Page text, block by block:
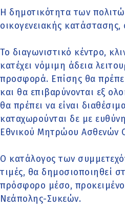
Η δημοτικότητα των
οικογενειακής
Το διαγωνιστικό κέντρο,
κατέχει νόμιμη άδεια
προσφορά. Επίσης θα
και θα επιβαρύνονται εξ
θα πρέπει να είναι
καταχωρούνται δε με
Εθνικού Μητρώου Ασθενών
Ο κατάλογος των
τιμές, θα δημοσιοποιηθεί
πρόσφορο μέσο,
Νεάπολης-Συκεών.